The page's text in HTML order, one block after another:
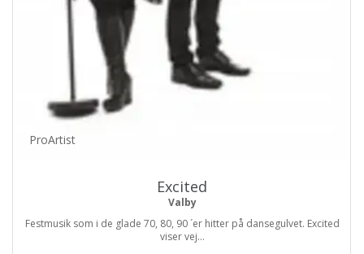
ProArtist
Excited
Valby
Festmusik som i de glade 70, 80, 90 ´er hitter på dansegulvet. Excited
viser vej...